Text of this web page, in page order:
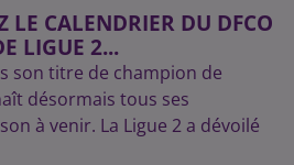
LE CALENDRIER DU DFCO
LIGUE 2...
son titre de champion de
désormais tous ses
à venir. La Ligue 2 a dévoilé